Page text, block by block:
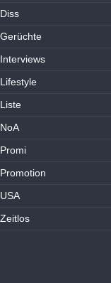
Diss
Gerüchte
Interviews
Lifestyle
Liste
NoA
Promi
Promotion
USA
Zeitlos